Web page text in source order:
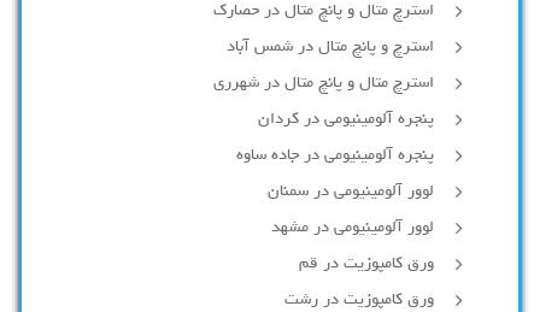
استرچ متال و پانچ متال در حصارك
استرچ و پانچ متال در شمس آباد
استرچ متال و پانچ متال در شهرری
پنجره آلومینیومی در کردان
پنجره آلومینیومی در جاده ساوه
لوور آلومینیومی در سمنان
لوور آلومینیومی در مشهد
ورق کامپوزیت در قم
ورق کامپوزیت در رشت